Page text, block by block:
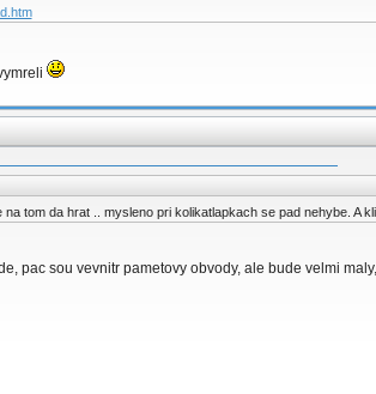
tom da hrat .. mysleno pri kolikatlapkach se pad nehybe. A
pac sou vevnitr pametovy obvody, ale bude velmi